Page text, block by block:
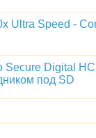
Ultra Speed -
Secure Digital
под SD